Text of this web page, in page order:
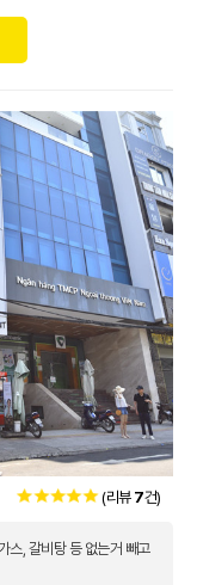
(리뷰7건)
스, 갈비탕 등 없는거 빼고